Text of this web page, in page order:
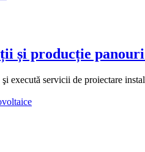
și producție
servicii de proiectare